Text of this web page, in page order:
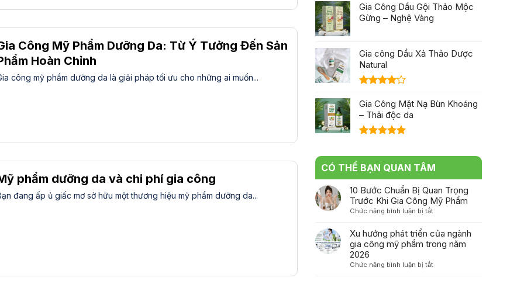
Công Mỹ Phẩm Dưỡng Da: Từ Ý Tưởng Đến Sản
Hoàn Chỉnh
công mỹ phẩm dưỡng da là giải pháp tối ưu cho những ai muốn...
phẩm dưỡng da và chi phí gia công
đang ấp ủ giấc mơ sở hữu một thương hiệu mỹ phẩm dưỡng da...
Gia Công Dầu Gội Thảo Mộc
Gừng – Nghệ Vàng
Gia công Dầu Xả Thảo Dược
Natural
xếp hạng
4.005
sao
Gia Công Mặt Nạ Bùn Khoáng
– Thải độc da
5 sao
CÓ THỂ BẠN QUAN TÂM
10 Bước Chuẩn Bị Quan Trọng
Trước Khi Gia Công Mỹ Phẩm
Chức năng bình luận bị tắtở
Bước
Chuẩn
Bị
Trọng
Xu hướng phát triển của ngành
gia công mỹ phẩm trong năm
2026
Chức năng bình luận bị tắtở